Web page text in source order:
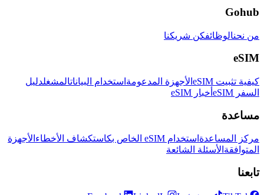
Gohub
من نحنالوظائفكن شريكنا
eSIM
كيفية تثبيت eSIM الأجهزة المدعومة استخدام البياناتالمشغلدليل
السفر eSIM
أخبار eSIM
مساعدة
مركز المساعدة استخدام eSIM الخاص بك استكشاف الأخطاء الأجهزة
المتوافقة الأسئلة الشائعة
تابعنا